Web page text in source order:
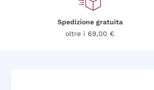
Spedizione gratuita
oltre i 69,00 €